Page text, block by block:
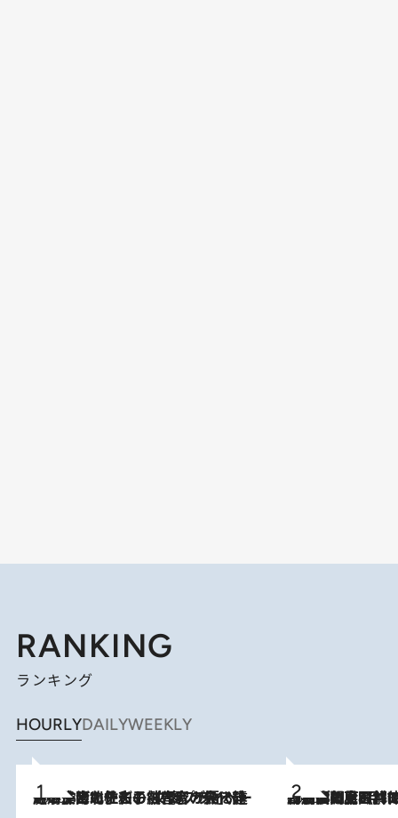
RANKING
ランキング
HOURLYDAILYWEEKLY
2026.8.3
《「文士の子ども被害者の会」発足！》阿川佐和子（72）が語る遠藤周作に北杜夫、劇作家・矢代静一の子どもたちの“文豪プライベート事件簿” 2026.8.8
「最後に見られてよかった」上野動物園の東園パンダ舎が解体前に特別公開。8月16日まで延長されたパネル展と共に辿る“半世紀”のパンダ飼育《解体工事の図面あり》